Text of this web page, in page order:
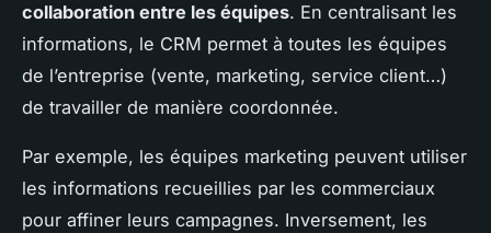
collaboration entre les équipes. En centralisant les
informations, le CRM permet à toutes les équipes
de l’entreprise (vente, marketing, service client…)
de travailler de manière coordonnée.
Par exemple, les équipes marketing peuvent utiliser
les informations recueillies par les commerciaux
pour affiner leurs campagnes. Inversement, les